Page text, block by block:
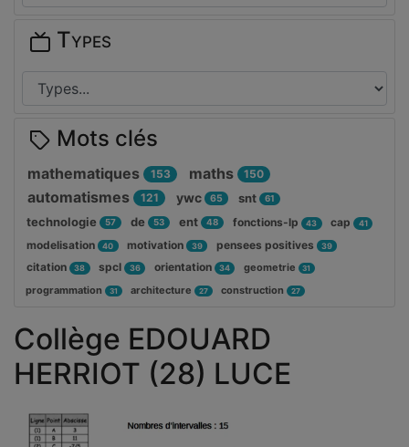
Collège EDOUARD
HERRIOT (28) LUCE
Types
Mots clés
mathematiques 153 maths 150
automatismes 121 ywc 65 snt 61
technologie 57 de 53 ent 48 fonctions-lp 43 cap 41
modelisation 40 motivation 39 pensees positives 39
citation 38 spcl 36 orientation 34 geometrie 31
programmation 31 architecture 27 construction 27